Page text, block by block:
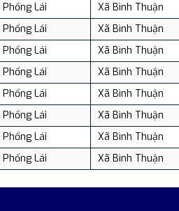
Phổng Lái Xã Bình Thuận
Phổng Lái Xã Bình Thuận
Phổng Lái Xã Bình Thuận
Phổng Lái Xã Bình Thuận
Phổng Lái Xã Bình Thuận
Phổng Lái Xã Bình Thuận
Phổng Lái Xã Bình Thuận
Phổng Lái Xã Bình Thuận